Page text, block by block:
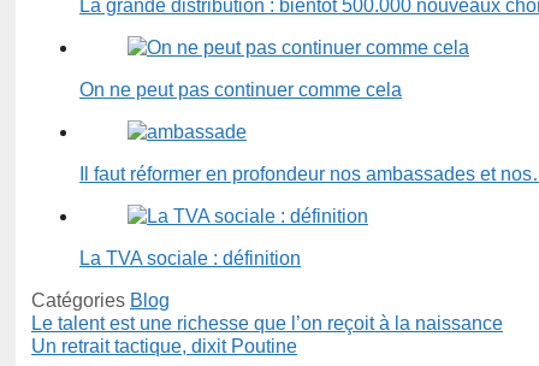
La grande distribution : bientôt 500.000 nouveaux
On ne peut pas continuer comme cela
Il faut réformer en profondeur nos ambassades et
La TVA sociale : définition
Catégories Blog
Le talent est une richesse que l’on reçoit à la naissance
Un retrait tactique, dixit Poutine